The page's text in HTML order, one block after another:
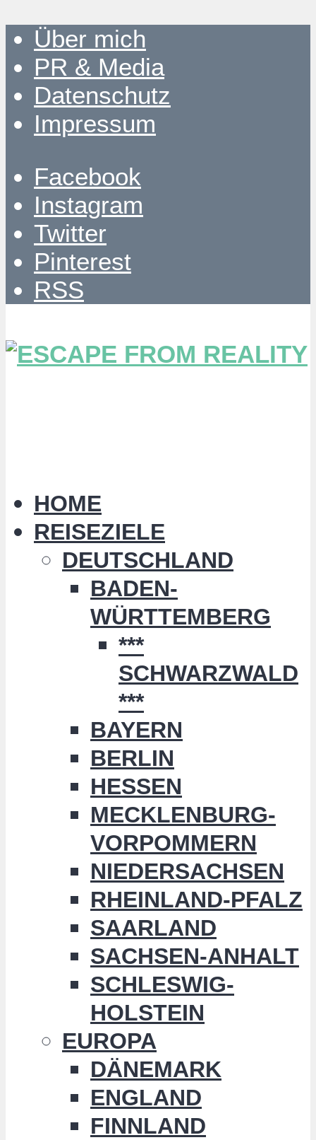
Über mich
PR & Media
Datenschutz
Impressum
Facebook
Instagram
Twitter
Pinterest
RSS
HOME
REISEZIELE
DEUTSCHLAND
BADEN-
WÜRTTEMBERG
***
SCHWARZWALD
***
BAYERN
BERLIN
HESSEN
MECKLENBURG-
VORPOMMERN
NIEDERSACHSEN
RHEINLAND-PFALZ
SAARLAND
SACHSEN-ANHALT
SCHLESWIG-
HOLSTEIN
EUROPA
DÄNEMARK
ENGLAND
FINNLAND